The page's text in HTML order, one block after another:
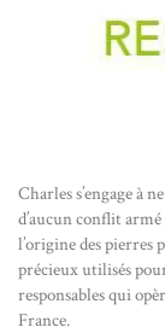
Charles s’engage à
d’aucun conflit
l’origine des pierres
précieux utilisés
responsables qui
France.